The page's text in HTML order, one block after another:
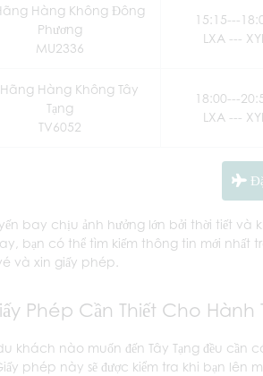
Hàng Không Đông
Phương
MU2336
15:15---
LXA --- XYI
Hãng Hàng Không Tây
Tạng
TV6052
18:00---
LXA --- XYI
bay chịu ảnh hưởng lớn bởi thời tiết và
bạn có thể tìm kiếm thông tin mới nhất
và xin giấy phép.
Phép Cần Thiết Cho Hành
khách nào muốn đến Tây Tạng đều cần
phép này sẽ được kiểm tra khi bạn lên